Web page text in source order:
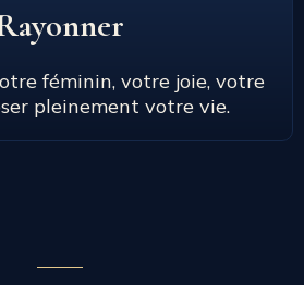
féminin, votre joie, votre
pleinement votre vie.